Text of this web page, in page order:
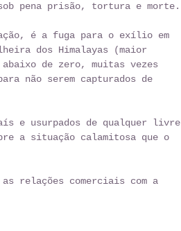
pena prisão, tortura e morte.
é a fuga para o exílio em
dos Himalayas (maior
de zero, muitas vezes
não serem capturados de
e usurpados de qualquer livre
a situação calamitosa que o
relações comerciais com a